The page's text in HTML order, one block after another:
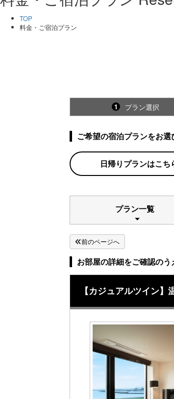
TOP
料金・ご宿泊プラン
1 プラン選択
ご希望の宿泊プランをお選
日帰りプランはこち
プラン一覧
前のページへ
お部屋の詳細をご確認のう
【カジュアルツイン